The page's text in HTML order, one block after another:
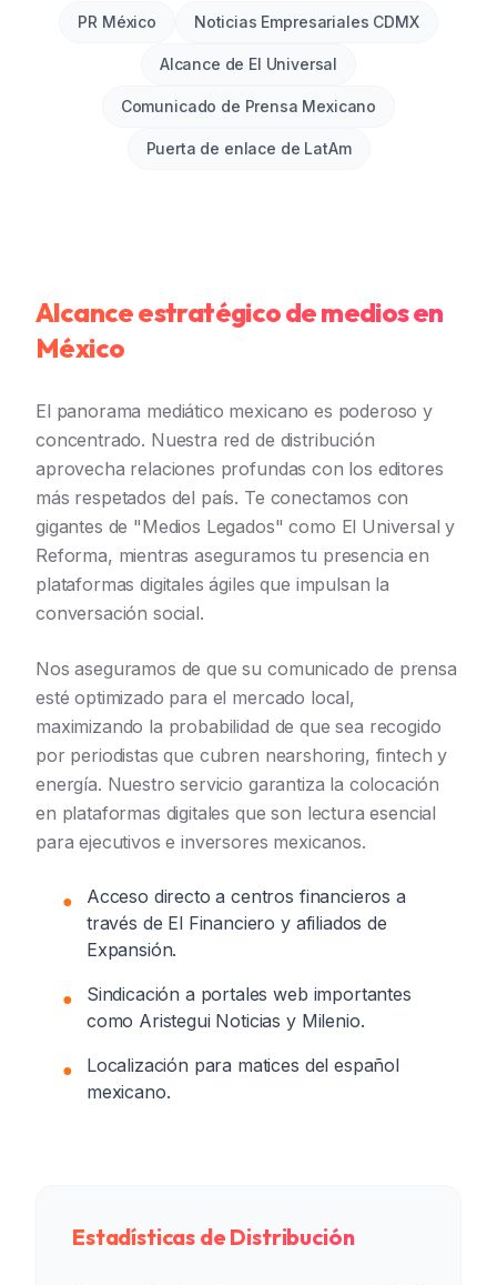
PR México Noticias Empresariales CDMX
Alcance de El Universal
Comunicado de Prensa Mexicano
Puerta de enlace de LatAm
Alcance estratégico de medios en
México
El panorama mediático mexicano es poderoso y
concentrado. Nuestra red de distribución
aprovecha relaciones profundas con los editores
más respetados del país. Te conectamos con
gigantes de "Medios Legados" como El Universal y
Reforma, mientras aseguramos tu presencia en
plataformas digitales ágiles que impulsan la
conversación social.
Nos aseguramos de que su comunicado de prensa
esté optimizado para el mercado local,
maximizando la probabilidad de que sea recogido
por periodistas que cubren nearshoring, fintech y
energía. Nuestro servicio garantiza la colocación
en plataformas digitales que son lectura esencial
para ejecutivos e inversores mexicanos.
●
Acceso directo a centros financieros a
través de El Financiero y afiliados de
Expansión.
●
Sindicación a portales web importantes
como Aristegui Noticias y Milenio.
●
Localización para matices del español
mexicano.
Estadísticas de Distribución